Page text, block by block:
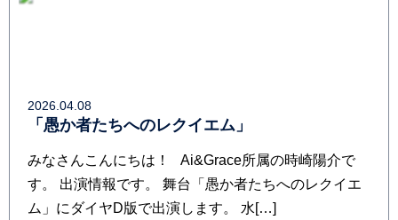
2026.04.08
「愚か者たちへのレクイエム」
みなさんこんにちは！ Ai&Grace所属の時崎陽介で
す。 出演情報です。 舞台「愚か者たちへのレクイエ
ム」にダイヤD版で出演します。 水[…]